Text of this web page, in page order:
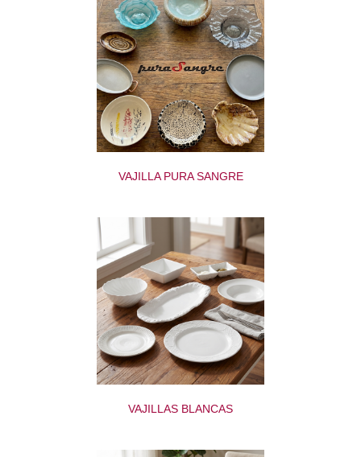
VAJILLA PURA SANGRE
VAJILLAS BLANCAS